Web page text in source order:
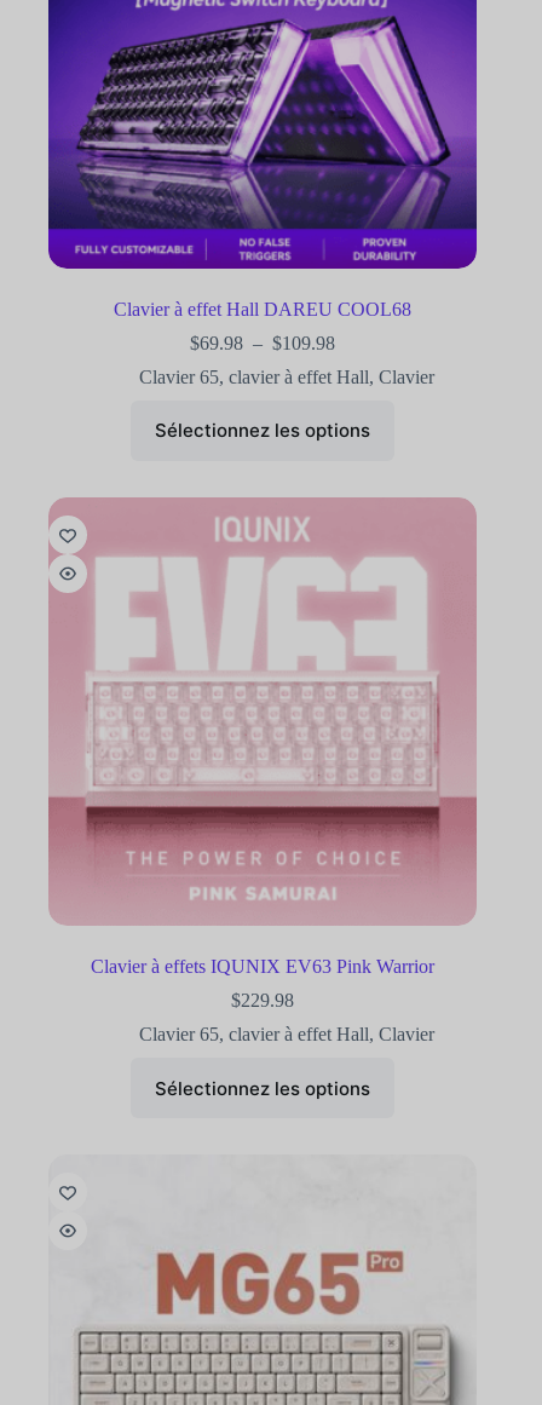
Clavier à effet Hall DAREU COOL68
$69.98 – $109.98
Clavier 65,clavier à effet Hall,Clavier
Sélectionnez les options
Clavier à effets IQUNIX EV63 Pink Warrior
$229.98
Clavier 65,clavier à effet Hall,Clavier
Sélectionnez les options